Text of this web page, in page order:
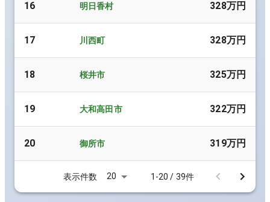
16 明日香村 328万円
17 川西町 328万円
18 桜井市 325万円
19 大和高田市 322万円
20 御所市 319万円
表示件数 20 1-20 / 39件